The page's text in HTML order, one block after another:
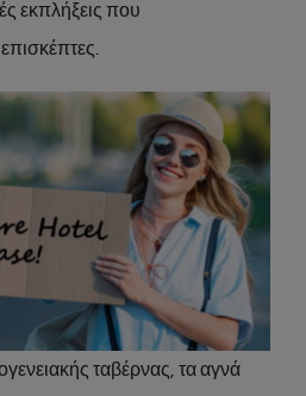
εκπλήξεις που
ταβέρνας, τα αγνά